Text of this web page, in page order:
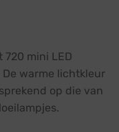
720 mini LED
De warme lichtkleur
op die van